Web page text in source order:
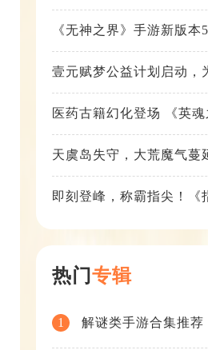
《无神之界》手游新版本
壹元赋梦公益计划启动，
医药古籍幻化登场 《英
天虞岛失守，大荒魔气蔓
即刻登峰，称霸指尖！《
热门专辑
1 解谜类手游合集推荐